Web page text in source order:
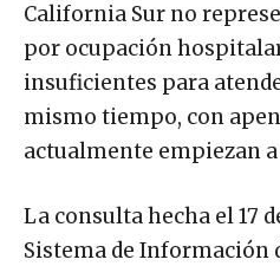
California Sur no
por ocupación
insuficientes para
mismo tiempo, con
actualmente empiezan
La consulta hecha el 17
Sistema de Información